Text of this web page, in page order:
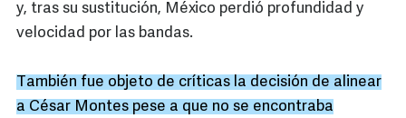
y, tras su sustitución, México perdió profundidad y
velocidad por las bandas.
También fue objeto de críticas la decisión de alinear
a César Montes pese a que no se encontraba